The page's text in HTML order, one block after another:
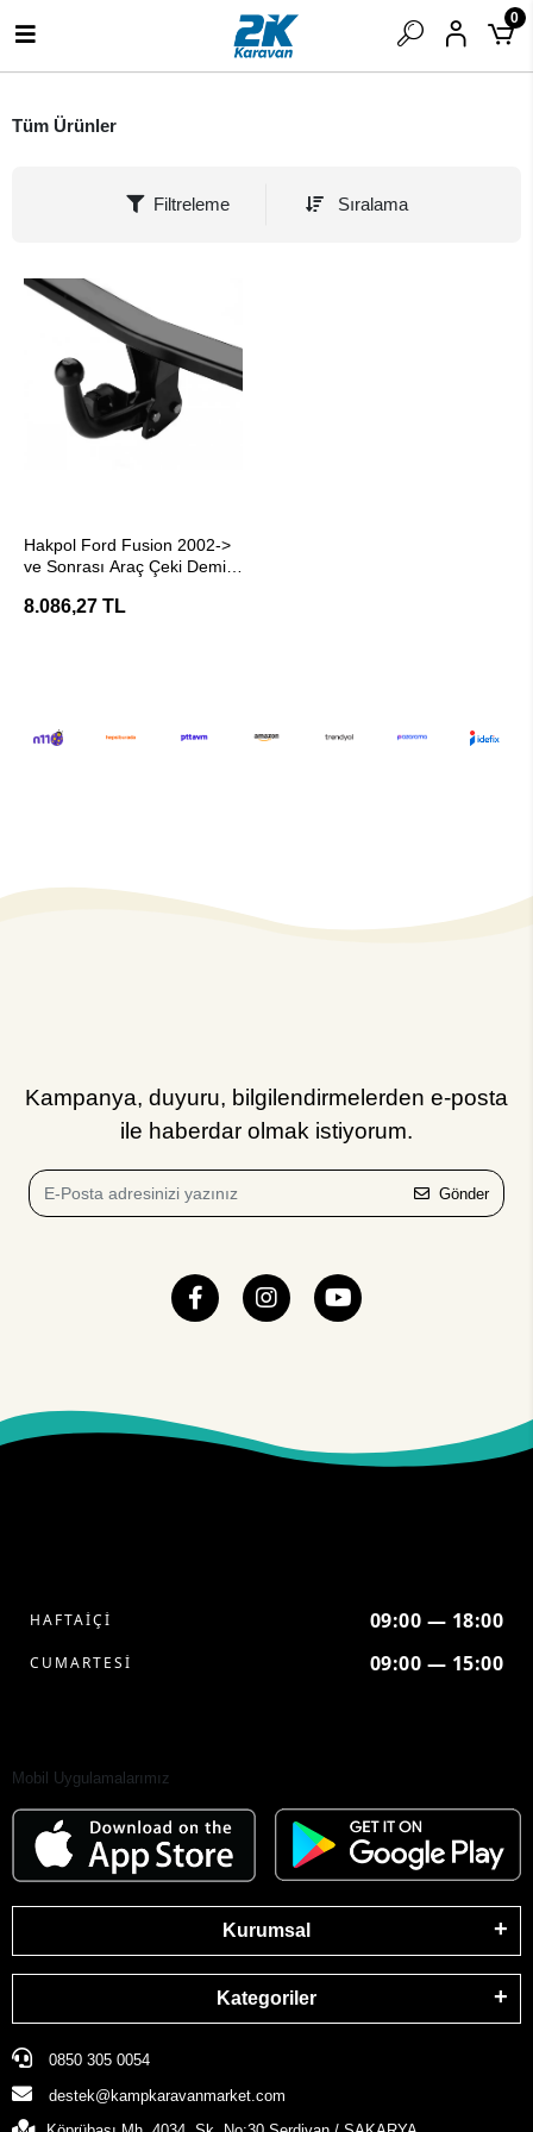
0
Tüm Ürünler
Filtreleme Sıralama
Hakpol Ford Fusion 2002->
ve Sonrası Araç Çeki Demiri
8.086,27 TL
Kampanya, duyuru, bilgilendirmelerden e-posta
ile haberdar olmak istiyorum.
Gönder
HAFTAİÇİ 09:00 — 18:00
CUMARTESİ 09:00 — 15:00
Mobil Uygulamalarımız
Kurumsal
Kategoriler
0850 305 0054
destek@kampkaravanmarket.com